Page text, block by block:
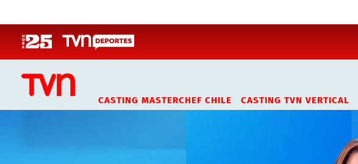
CASTING MASTERCHEF CHILE CASTING TVN VERTICAL